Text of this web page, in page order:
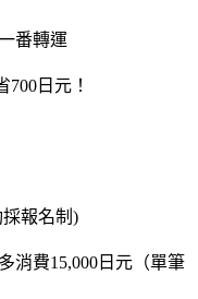
番轉運
700日元！
報名制)
消費15,000日元（單筆